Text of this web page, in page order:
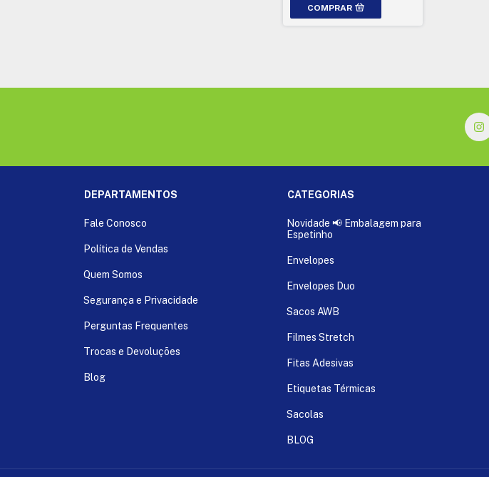
COMPRAR
DEPARTAMENTOS
Fale Conosco
Política de Vendas
Quem Somos
Segurança e Privacidade
Perguntas Frequentes
Trocas e Devoluções
Blog
CATEGORIAS
Novidade 📢 Embalagem para
Espetinho
Envelopes
Envelopes Duo
Sacos AWB
Filmes Stretch
Fitas Adesivas
Etiquetas Térmicas
Sacolas
BLOG